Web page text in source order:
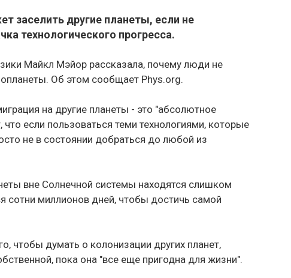
заселить другие планеты, если не
технологического прогресса.
Майкл Мэйор рассказала, почему люди не
Об этом сообщает Phys.org.
на другие планеты - это "абсолютное
если пользоваться теми технологиями, которые
не в состоянии добраться до любой из
вне Солнечной системы находятся слишком
сотни миллионов дней, чтобы достичь самой
чтобы думать о колонизации других планет,
пока она "все еще пригодна для жизни".